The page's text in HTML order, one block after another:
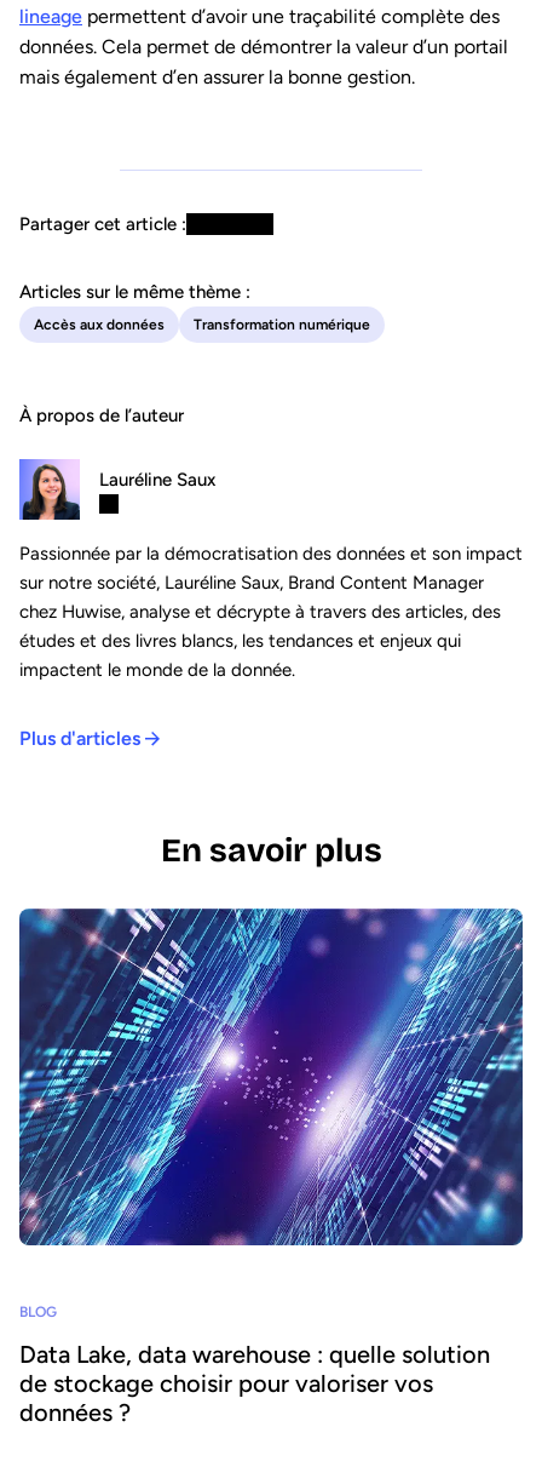
lineage permettent d’avoir une traçabilité complète des
données. Cela permet de démontrer la valeur d’un portail
mais également d’en assurer la bonne gestion.
Partager cet article :
Articles sur le même thème :
Accès aux données Transformation numérique
À propos de l’auteur
Lauréline Saux
Passionnée par la démocratisation des données et son impact
sur notre société, Lauréline Saux, Brand Content Manager
chez Huwise, analyse et décrypte à travers des articles, des
études et des livres blancs, les tendances et enjeux qui
impactent le monde de la donnée.
Plus d'articles
En savoir plus
BLOG
Data Lake, data warehouse : quelle solution
de stockage choisir pour valoriser vos
données ?